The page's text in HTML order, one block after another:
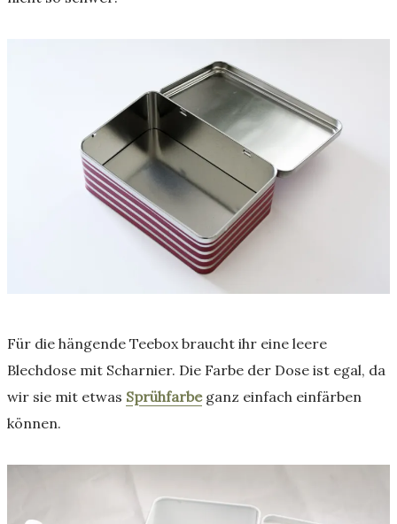
Für die hängende Teebox braucht ihr eine leere
Blechdose mit Scharnier. Die Farbe der Dose ist egal, da
wir sie mit etwas Sprühfarbeganz einfach einfärben
können.